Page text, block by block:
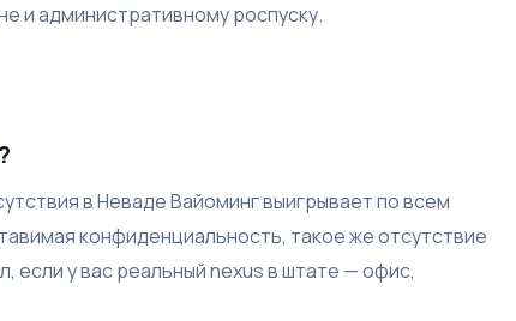
и административному роспуску.
в Неваде Вайоминг выигрывает по всем
конфиденциальность, такое же отсутствие
если у вас реальный nexus в штате — офис,